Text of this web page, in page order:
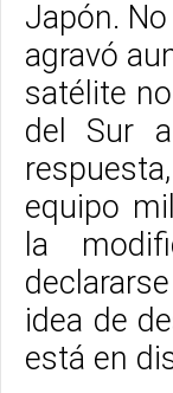
Japón.
agravó
satélite
del Sur
equipo
la
idea de
está en